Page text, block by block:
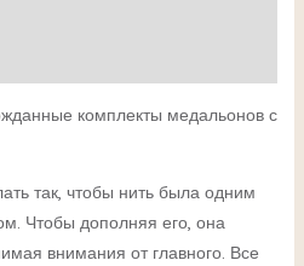
комплекты медальонов с
так, чтобы нить была одним
Чтобы дополняя его, она
внимания от главного. Все